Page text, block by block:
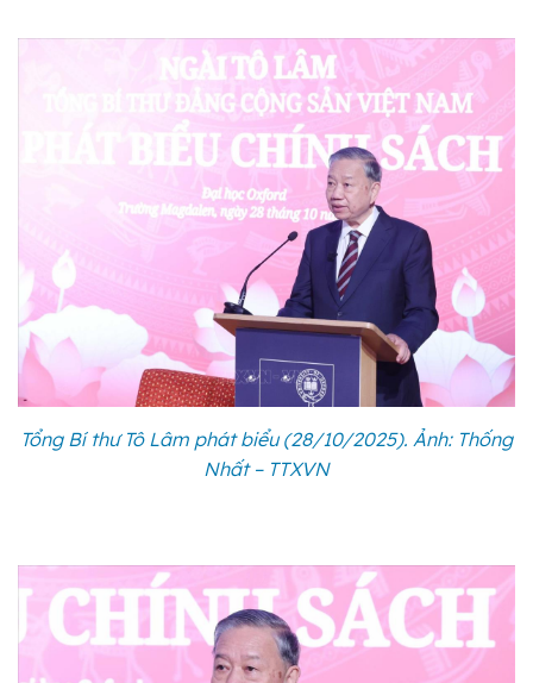
Tổng Bí thư Tô Lâm phát biểu (28/10/2025). Ảnh: Thống
Nhất – TTXVN